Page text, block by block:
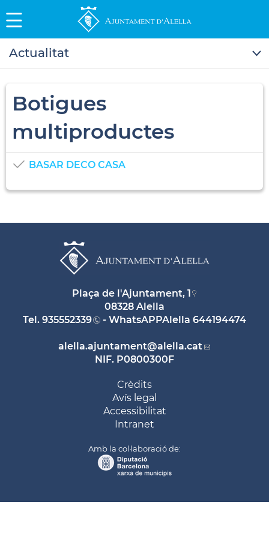
Actualitat
Botigues
multiproductes
BASAR DECO CASA
Plaça de l'Ajuntament, 1
08328 Alella
Tel. 935552339 - WhatsAPPAlella 644194474
alella.ajuntament@alella.cat
NIF. P0800300F
Crèdits
Avís legal
Accessibilitat
Intranet
Amb la col·laboració de: